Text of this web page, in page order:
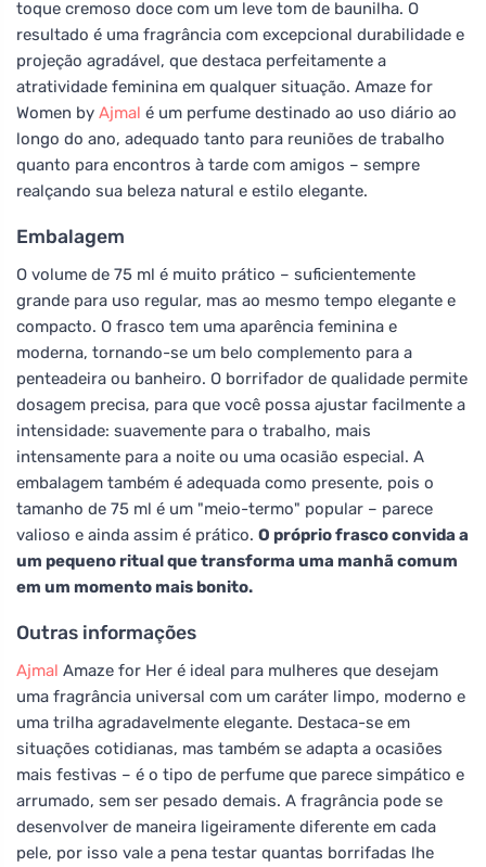
toque cremoso doce com um leve tom de baunilha. O
resultado é uma fragrância com excepcional durabilidade e
projeção agradável, que destaca perfeitamente a
atratividade feminina em qualquer situação. Amaze for
Women by Ajmal é um perfume destinado ao uso diário ao
longo do ano, adequado tanto para reuniões de trabalho
quanto para encontros à tarde com amigos – sempre
realçando sua beleza natural e estilo elegante.
Embalagem
O volume de 75 ml é muito prático – suficientemente
grande para uso regular, mas ao mesmo tempo elegante e
compacto. O frasco tem uma aparência feminina e
moderna, tornando-se um belo complemento para a
penteadeira ou banheiro. O borrifador de qualidade permite
dosagem precisa, para que você possa ajustar facilmente a
intensidade: suavemente para o trabalho, mais
intensamente para a noite ou uma ocasião especial. A
embalagem também é adequada como presente, pois o
tamanho de 75 ml é um "meio-termo" popular – parece
valioso e ainda assim é prático. O próprio frasco convida a
um pequeno ritual que transforma uma manhã comum
em um momento mais bonito.
Outras informações
Ajmal Amaze for Her é ideal para mulheres que desejam
uma fragrância universal com um caráter limpo, moderno e
uma trilha agradavelmente elegante. Destaca-se em
situações cotidianas, mas também se adapta a ocasiões
mais festivas – é o tipo de perfume que parece simpático e
arrumado, sem ser pesado demais. A fragrância pode se
desenvolver de maneira ligeiramente diferente em cada
pele, por isso vale a pena testar quantas borrifadas lhe